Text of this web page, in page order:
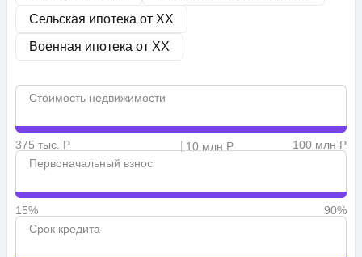
Сельская ипотека от XX
Военная ипотека от XX
Стоимость недвижимости
375 тыс. Р 10 млн Р
100 млн Р
Первоначальный взнос
15%
90%
Срок кредита